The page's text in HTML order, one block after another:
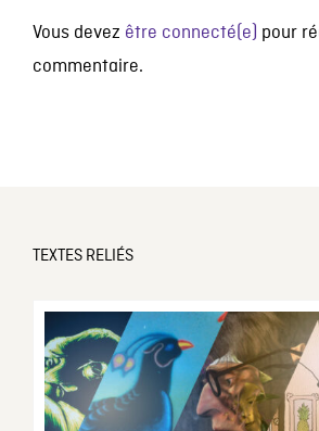
Vous devez être connecté(e) pour
commentaire.
TEXTES RELIÉS